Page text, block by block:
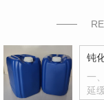
钝
一
延